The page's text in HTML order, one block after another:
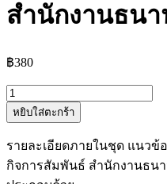
สำนักงานธนา
฿380
จำนวน
แนว
ผู้
จัดการ
หยิบใส่ตะกร้า
รายละเอียดภายในชุด แนวข้
กิจการสัมพันธ์ สำนักงานธน